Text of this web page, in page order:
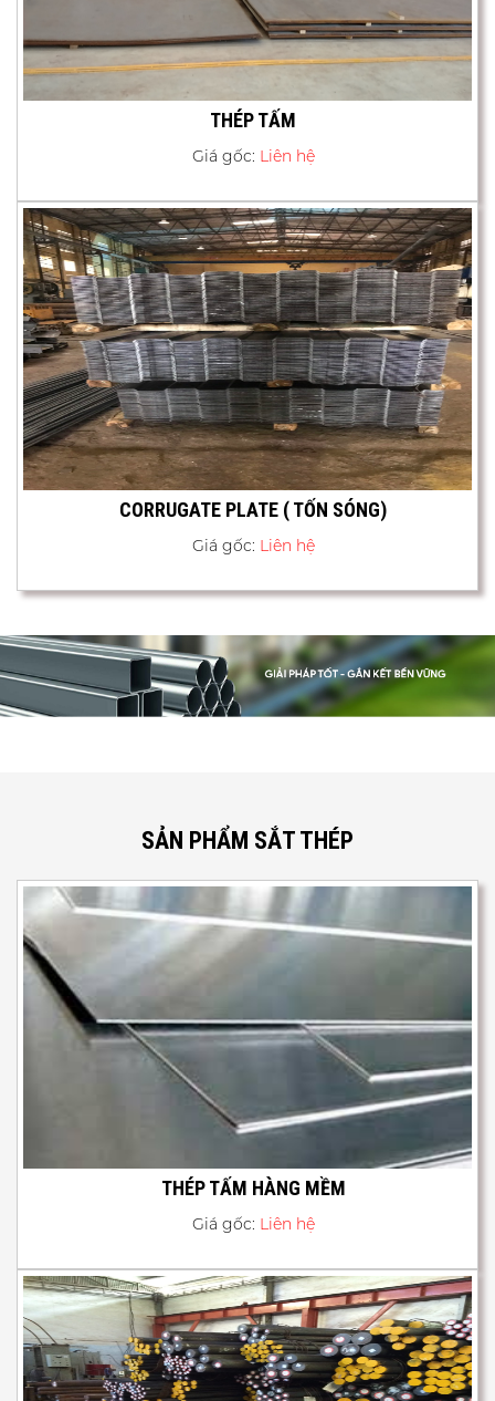
THÉP TẤM
Giá gốc: Liên hệ
CORRUGATE PLATE ( TỐN SÓNG)
Giá gốc: Liên hệ
SẢN PHẨM SẮT THÉP
THÉP TẤM HÀNG MỀM
Giá gốc: Liên hệ